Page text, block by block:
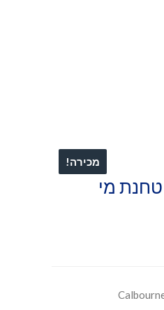
מכירה!
מי